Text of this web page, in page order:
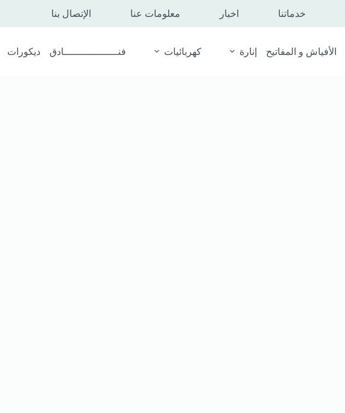
خدماتنا اخبار معلومات عنا الإتصال بنا
الأفياش و المفاتيح إنارة كهربائيات فنــــــــــــــــــادق ديكورات